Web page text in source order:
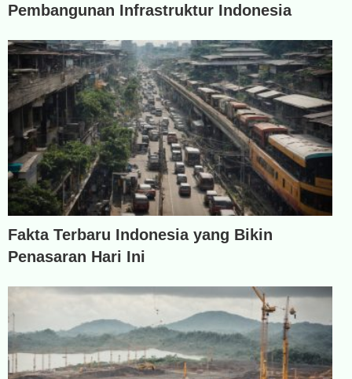
Pembangunan Infrastruktur Indonesia
Fakta Terbaru Indonesia yang Bikin
Penasaran Hari Ini